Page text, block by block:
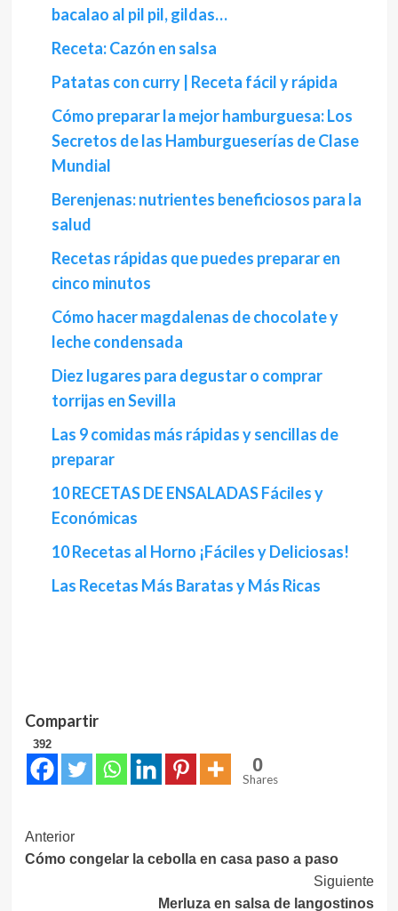
bacalao al pil pil, gildas…
Receta: Cazón en salsa
Patatas con curry | Receta fácil y rápida
Cómo preparar la mejor hamburguesa: Los
Secretos de las Hamburgueserías de Clase
Mundial
Berenjenas: nutrientes beneficiosos para la
salud
Recetas rápidas que puedes preparar en
cinco minutos
Cómo hacer magdalenas de chocolate y
leche condensada
Diez lugares para degustar o comprar
torrijas en Sevilla
Las 9 comidas más rápidas y sencillas de
preparar
10 RECETAS DE ENSALADAS Fáciles y
Económicas
10 Recetas al Horno ¡Fáciles y Deliciosas!
Las Recetas Más Baratas y Más Ricas
Compartir
392
0
Shares
Navegación
de
Anterior
Cómo congelar la cebolla en casa paso a paso
Siguiente
Merluza en salsa de langostinos